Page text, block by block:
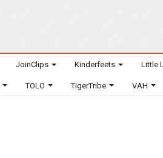
JoinClips Kinderfeets Little L
TOLO TigerTribe VAH